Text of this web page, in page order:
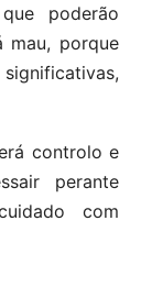
poderão
mau, porque
controlo e
perante
com